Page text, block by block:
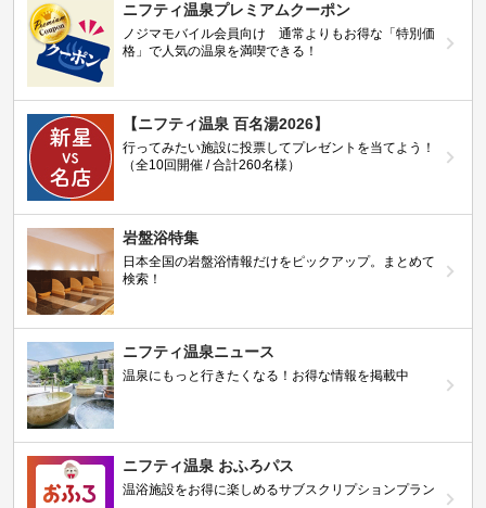
ニフティ温泉プレミアムクーポン
ノジマモバイル会員向け 通常よりもお得な「特別価
格」で人気の温泉を満喫できる！
【ニフティ温泉 百名湯2026】
行ってみたい施設に投票してプレゼントを当てよう！
（全10回開催 / 合計260名様）
岩盤浴特集
日本全国の岩盤浴情報だけをピックアップ。まとめて
検索！
ニフティ温泉ニュース
温泉にもっと行きたくなる！お得な情報を掲載中
ニフティ温泉 おふろパス
温浴施設をお得に楽しめるサブスクリプションプラン